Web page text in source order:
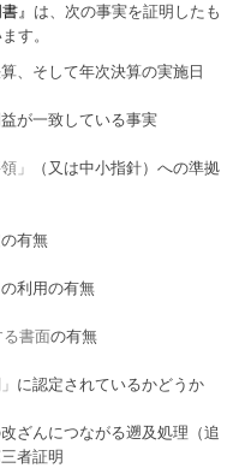
書』 は、次の事実を証明したも
す。
、そして年次決算の実施日
が一致している事実
」
（又は中小指針）への準拠
有無
の利用の有無
る書面の有無
に認定されているかどうか
ざんにつながる遡及処理（追
者証明